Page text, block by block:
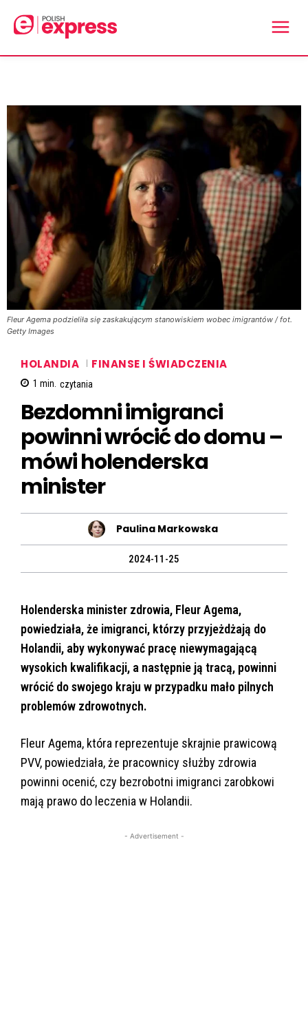
Fleur Agema podzieliła się zaskakującym stanowiskiem wobec imigrantów / fot.
Getty Images
HOLANDIA FINANSE I ŚWIADCZENIA
1 min. czytania
Bezdomni imigranci
powinni wrócić do domu –
mówi holenderska
minister
Paulina Markowska
2024-11-25
Holenderska minister zdrowia, Fleur Agema,
powiedziała, że imigranci, którzy przyjeżdżają do
Holandii, aby wykonywać pracę niewymagającą
wysokich kwalifikacji, a następnie ją tracą, powinni
wrócić do swojego kraju w przypadku mało pilnych
problemów zdrowotnych.
Fleur Agema, która reprezentuje skrajnie prawicową
PVV, powiedziała, że pracownicy służby zdrowia
powinni ocenić, czy bezrobotni imigranci zarobkowi
mają prawo do leczenia w Holandii.
- Advertisement -